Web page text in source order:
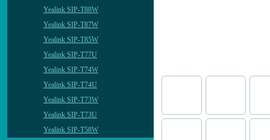
Yealink SIP-T88W
Yealink SIP-T87W
Yealink SIP-T85W
Yealink SIP-T77U
Yealink SIP-T74W
Yealink SIP-T74U
Yealink SIP-T73W
Yealink SIP-T73U
Yealink SIP-T58W